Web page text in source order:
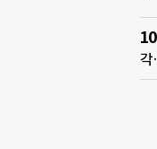
각